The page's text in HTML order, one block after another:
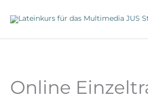
Inhalt
Online
bis
€95,00
Menge